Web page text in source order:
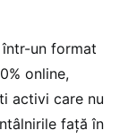
un format
online,
activi care nu
față în